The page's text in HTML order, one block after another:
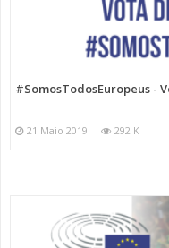
#SomosTodosEuropeus -
21 Maio 2019 292 K